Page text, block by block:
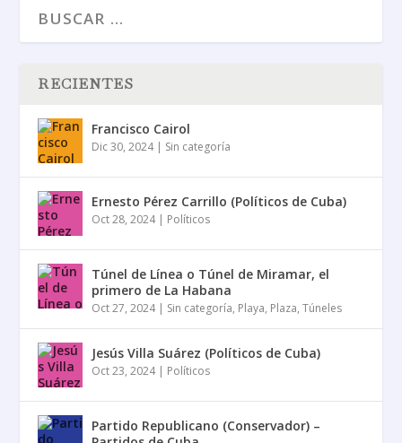
RECIENTES
Francisco Cairol
Dic 30, 2024| Sin categoría
Ernesto Pérez Carrillo (Políticos de Cuba)
Oct 28, 2024| Políticos
Túnel de Línea o Túnel de Miramar, el
primero de La Habana
Oct 27, 2024| Sin categoría, Playa, Plaza,Túneles
Jesús Villa Suárez (Políticos de Cuba)
Oct 23, 2024| Políticos
Partido Republicano (Conservador) –